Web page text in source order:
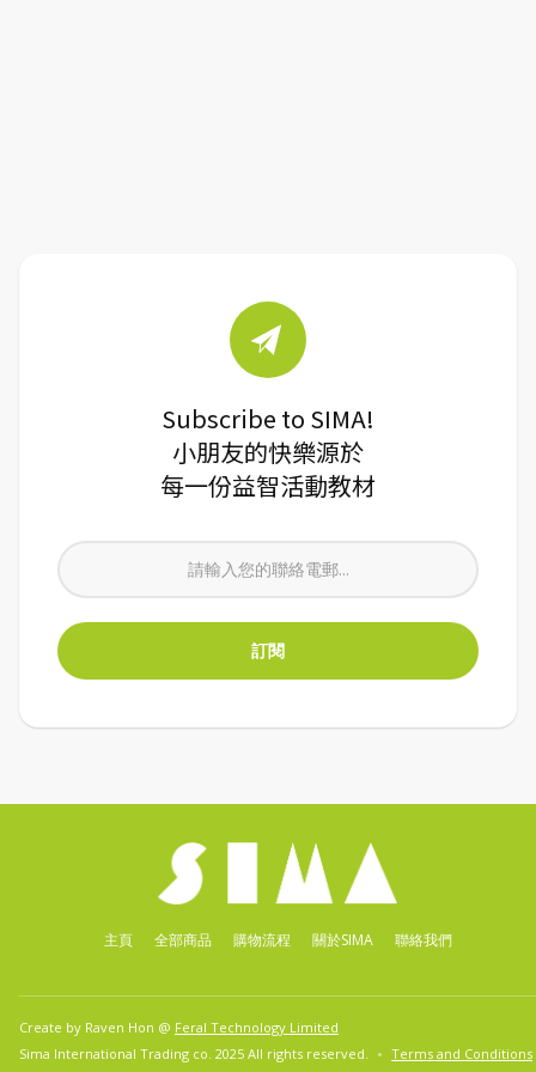
Subscribe to SIMA!
小朋友的快樂源於
每一份益智活動教材
主頁 全部商品 購物流程 關於SIMA 聯絡我們
Create by Raven Hon @ Feral Technology Limited
Sima International Trading co. 2025 All rights reserved.
Terms and Conditions